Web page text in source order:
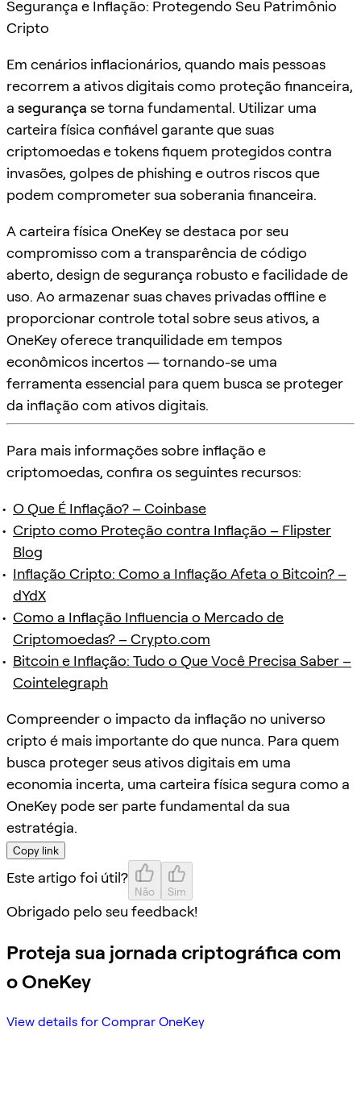
Segurança e Inflação: Protegendo Seu Patrimônio
Cripto
Em cenários inflacionários, quando mais pessoas
recorrem a ativos digitais como proteção financeira,
a segurança se torna fundamental. Utilizar uma
carteira física confiável garante que suas
criptomoedas e tokens fiquem protegidos contra
invasões, golpes de phishing e outros riscos que
podem comprometer sua soberania financeira.
A carteira física OneKey se destaca por seu
compromisso com a transparência de código
aberto, design de segurança robusto e facilidade de
uso. Ao armazenar suas chaves privadas offline e
proporcionar controle total sobre seus ativos, a
OneKey oferece tranquilidade em tempos
econômicos incertos — tornando-se uma
ferramenta essencial para quem busca se proteger
da inflação com ativos digitais.
Para mais informações sobre inflação e
criptomoedas, confira os seguintes recursos:
O Que É Inflação? – Coinbase
Cripto como Proteção contra Inflação – Flipster
Blog
Inflação Cripto: Como a Inflação Afeta o Bitcoin? –
dYdX
Como a Inflação Influencia o Mercado de
Criptomoedas? – Crypto.com
Bitcoin e Inflação: Tudo o Que Você Precisa Saber –
Cointelegraph
Compreender o impacto da inflação no universo
cripto é mais importante do que nunca. Para quem
busca proteger seus ativos digitais em uma
economia incerta, uma carteira física segura como a
OneKey pode ser parte fundamental da sua
estratégia.
Copy link
Este artigo foi útil?
Não Sim
Obrigado pelo seu feedback!
Proteja sua jornada criptográfica com
o OneKey
View details for Comprar OneKey